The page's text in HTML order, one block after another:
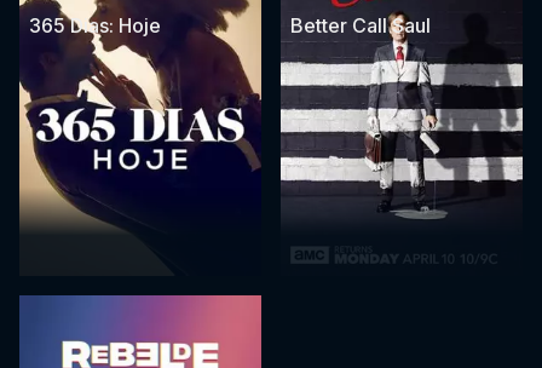
365 Dias: Hoje Better Call Saul